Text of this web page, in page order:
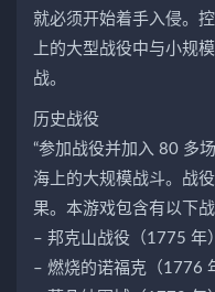
就必须开始着手入侵。
上的大型战役中与小规
战。
历史战役
“参加战役并加入 80 多
海上的大规模战斗。战
果。本游戏包含有以下
– 邦克山战役（1775 年）
– 燃烧的诺福克（1776